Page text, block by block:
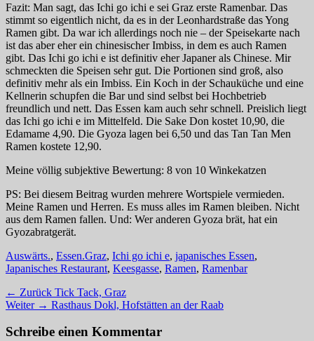
Fazit: Man sagt, das Ichi go ichi e sei Graz erste Ramenbar. Das
stimmt so eigentlich nicht, da es in der Leonhardstraße das Yong
Ramen gibt. Da war ich allerdings noch nie – der Speisekarte nach
ist das aber eher ein chinesischer Imbiss, in dem es auch Ramen
gibt. Das Ichi go ichi e ist definitiv eher Japaner als Chinese. Mir
schmeckten die Speisen sehr gut. Die Portionen sind groß, also
definitiv mehr als ein Imbiss. Ein Koch in der Schauküche und eine
Kellnerin schupfen die Bar und sind selbst bei Hochbetrieb
freundlich und nett. Das Essen kam auch sehr schnell. Preislich liegt
das Ichi go ichi e im Mittelfeld. Die Sake Don kostet 10,90, die
Edamame 4,90. Die Gyoza lagen bei 6,50 und das Tan Tan Men
Ramen kostete 12,90.
Meine völlig subjektive Bewertung: 8 von 10 Winkekatzen
PS: Bei diesem Beitrag wurden mehrere Wortspiele vermieden.
Meine Ramen und Herren. Es muss alles im Ramen bleiben. Nicht
aus dem Ramen fallen. Und: Wer anderen Gyoza brät, hat ein
Gyozabratgerät.
Kategorien
Auswärts., Essen.Schlagworte
Graz, Ichi go ichi e, japanisches Essen,
Japanisches Restaurant, Keesgasse, Ramen, Ramenbar
Beitragsnavigation
← Zurück Vorheriger
Beitrag:
Tick Tack, Graz
Weiter → Nächster
Rasthaus Dokl, Hofstätten an der Raab
Schreibe einen Kommentar